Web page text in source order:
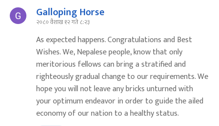
Galloping Horse
२०८० वैशाख १२ गते ८:२३
As expected happens. Congratulations and Best
Wishes. We, Nepalese people, know that only
meritorious fellows can bring a stratified and
righteously gradual change to our requirements. We
hope you will not leave any bricks unturned with
your optimum endeavor in order to guide the ailed
economy of our nation to a healthy status.